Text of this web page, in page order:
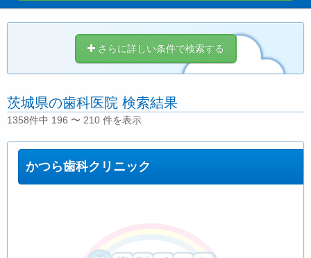
さらに詳しい条件で検索する
茨城県の歯科医院 検索結果
1358件中 196 〜 210 件を表示
かつら歯科クリニック